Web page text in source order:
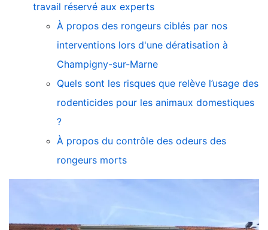
travail réservé aux experts
À propos des rongeurs ciblés par nos
interventions lors d'une dératisation à
Champigny-sur-Marne
Quels sont les risques que relève l’usage des
rodenticides pour les animaux domestiques
?
À propos du contrôle des odeurs des
rongeurs morts